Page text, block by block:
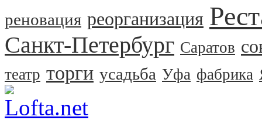
реновация реорганизация
Санкт-Петербург Саратов
театр торги усадьба Уфа фабрика